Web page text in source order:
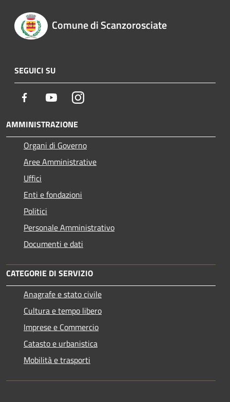
Comune di Scanzorosciate
SEGUICI SU
Facebook YoutubeInstagram
AMMINISTRAZIONE
Organi di Governo
Aree Amministrative
Uffici
Enti e fondazioni
Politici
Personale Amministrativo
Documenti e dati
CATEGORIE DI SERVIZIO
Anagrafe e stato civile
Cultura e tempo libero
Imprese e Commercio
Catasto e urbanistica
Mobilità e trasporti